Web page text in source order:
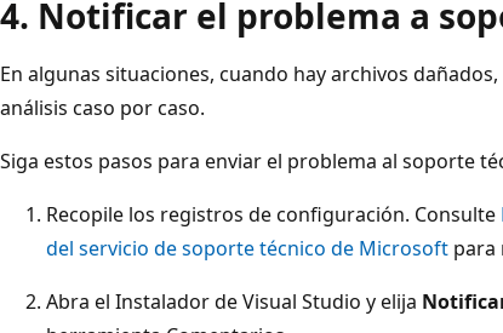
4. Notificar el problema a
En algunas situaciones, cuando hay archivos
análisis caso por caso.
Siga estos pasos para enviar el problema al soporte
Recopile los registros de configuración. Consulte
del servicio de soporte técnico de Microsoft para
Abra el Instalador de Visual Studio y elija